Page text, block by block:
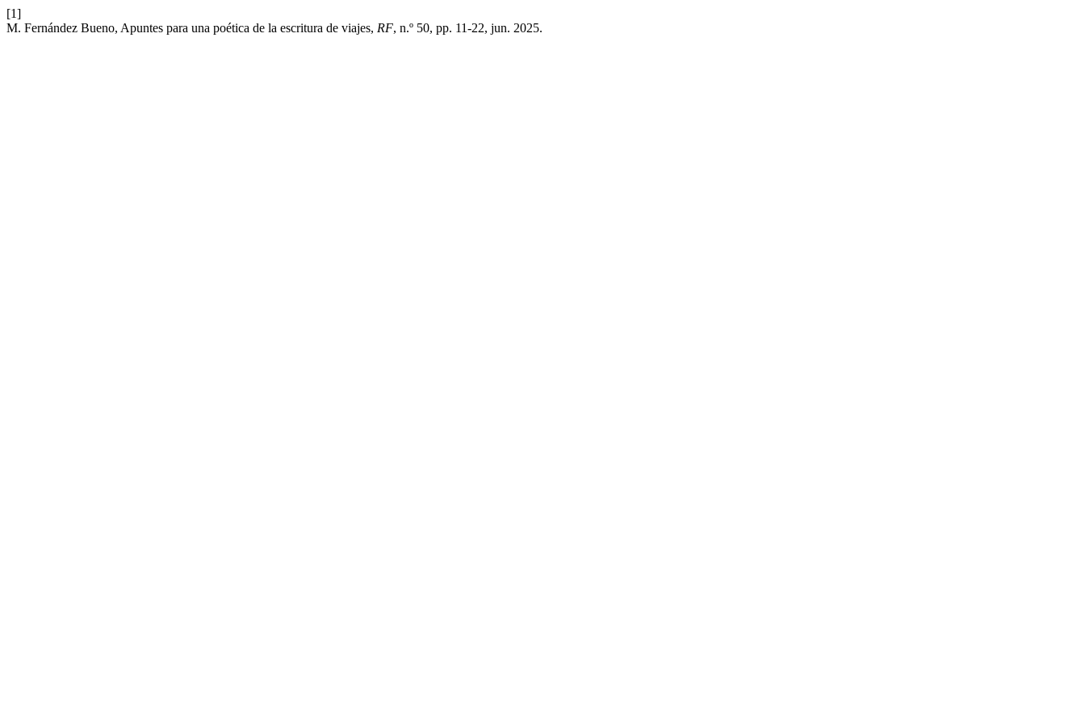
[1]
M. Fernández Bueno, Apuntes para una poética de la escritura de viajes, RF, n.º 50, pp. 11-22, jun. 2025.